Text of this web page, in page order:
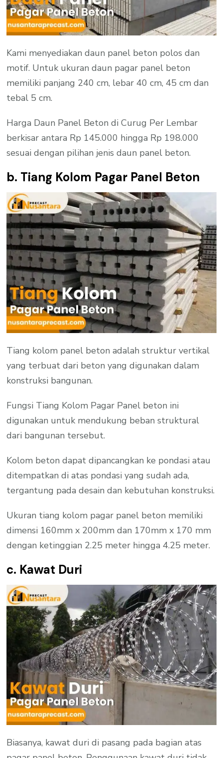
Kami menyediakan daun panel beton polos dan
motif. Untuk ukuran daun pagar panel beton
memiliki panjang 240 cm, lebar 40 cm, 45 cm dan
tebal 5 cm.
Harga Daun Panel Beton di Curug Per Lembar
berkisar antara Rp 145.000 hingga Rp 198.000
sesuai dengan pilihan jenis daun panel beton.
b. Tiang Kolom Pagar Panel Beton
Tiang kolom panel beton adalah struktur vertikal
yang terbuat dari beton yang digunakan dalam
konstruksi bangunan.
Fungsi Tiang Kolom Pagar Panel beton ini
digunakan untuk mendukung beban struktural
dari bangunan tersebut.
Kolom beton dapat dipancangkan ke pondasi atau
ditempatkan di atas pondasi yang sudah ada,
tergantung pada desain dan kebutuhan konstruksi.
Ukuran tiang kolom pagar panel beton memiliki
dimensi 160mm x 200mm dan 170mm x 170 mm
dengan ketinggian 2.25 meter hingga 4.25 meter.
c. Kawat Duri
Biasanya, kawat duri di pasang pada bagian atas